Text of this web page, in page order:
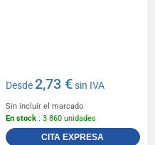
Desde2,73 €sin IVA
Sin incluir el marcado
En stock : 3 860 unidades
CITA EXPRESA